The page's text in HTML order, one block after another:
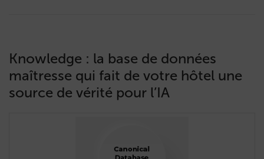
Knowledge : la base de données
maîtresse qui fait de votre hôtel une
source de vérité pour l’IA